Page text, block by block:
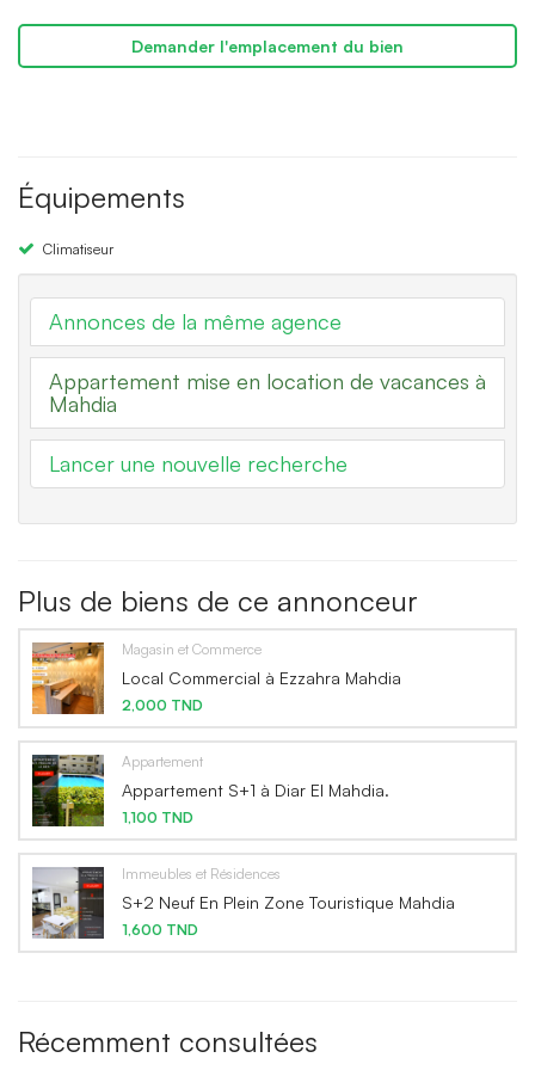
Demander l'emplacement du bien
Équipements
Climatiseur
Annonces de la même agence
Appartement mise en location de vacances à
Mahdia
Lancer une nouvelle recherche
Plus de biens de ce annonceur
Magasin et Commerce
Local Commercial à Ezzahra Mahdia
2,000 TND
Appartement
Appartement S+1 à Diar El Mahdia.
1,100 TND
Immeubles et Résidences
S+2 Neuf En Plein Zone Touristique Mahdia
1,600 TND
Récemment consultées